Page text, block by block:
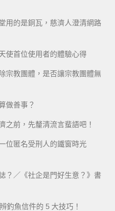
用的是銅瓦，慈濟人澄清網路
使首位使用者的體驗心得
宗教團體，是否讓宗教團體無
做善事？
之前，先釐清流言蜚語吧！
位匿名受刑人的鐵窗時光
？／《社企是門好生意？》書
釣魚信件的 5 大技巧！